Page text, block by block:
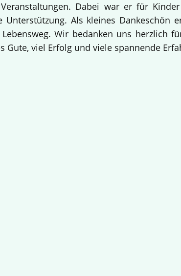
Dabei war er für
Als kleines Dankeschön
Wir bedanken uns herzlich
viel Erfolg und viele spannende